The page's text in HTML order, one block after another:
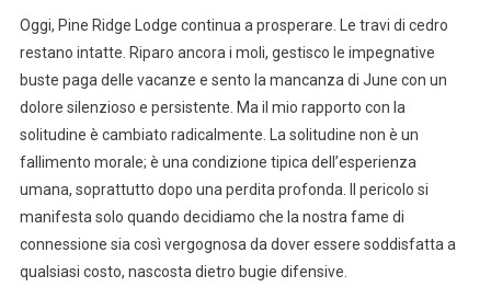
Oggi, Pine Ridge Lodge continua a prosperare. Le travi di cedro
restano intatte. Riparo ancora i moli, gestisco le impegnative
buste paga delle vacanze e sento la mancanza di June con un
dolore silenzioso e persistente. Ma il mio rapporto con la
solitudine è cambiato radicalmente. La solitudine non è un
fallimento morale; è una condizione tipica dell’esperienza
umana, soprattutto dopo una perdita profonda. Il pericolo si
manifesta solo quando decidiamo che la nostra fame di
connessione sia così vergognosa da dover essere soddisfatta a
qualsiasi costo, nascosta dietro bugie difensive.